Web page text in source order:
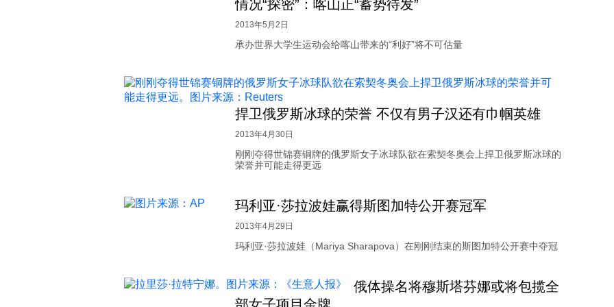
情况“探密”：喀山正“蓄势待发”
2013年5月2日
承办世界大学生运动会给喀山带来的“利好”将不可估量
捍卫俄罗斯冰球的荣誉 不仅有男子汉还有巾帼英雄
2013年4月30日
刚刚夺得世锦赛铜牌的俄罗斯女子冰球队欲在索契冬奥会上捍卫俄罗斯冰球的
荣誉并可能走得更远
玛利亚·莎拉波娃赢得斯图加特公开赛冠军
2013年4月29日
玛利亚·莎拉波娃（Mariya Sharapova）在刚刚结束的斯图加特公开赛中夺冠
俄体操名将穆斯塔芬娜或将包揽全